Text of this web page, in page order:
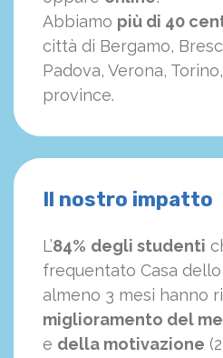
Abbiamo più di 40
città di Bergamo,
Padova, Verona,
province.
Il nostro impatto
L’84% degli studenti
frequentato Casa
almeno 3 mesi hanno
miglioramento del
e della motivazione